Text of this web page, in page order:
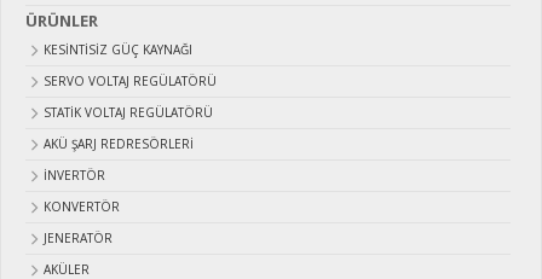
ÜRÜNLER
KESİNTİSİZ GÜÇ KAYNAĞI
SERVO VOLTAJ REGÜLATÖRÜ
STATİK VOLTAJ REGÜLATÖRÜ
AKÜ ŞARJ REDRESÖRLERİ
İNVERTÖR
KONVERTÖR
JENERATÖR
AKÜLER